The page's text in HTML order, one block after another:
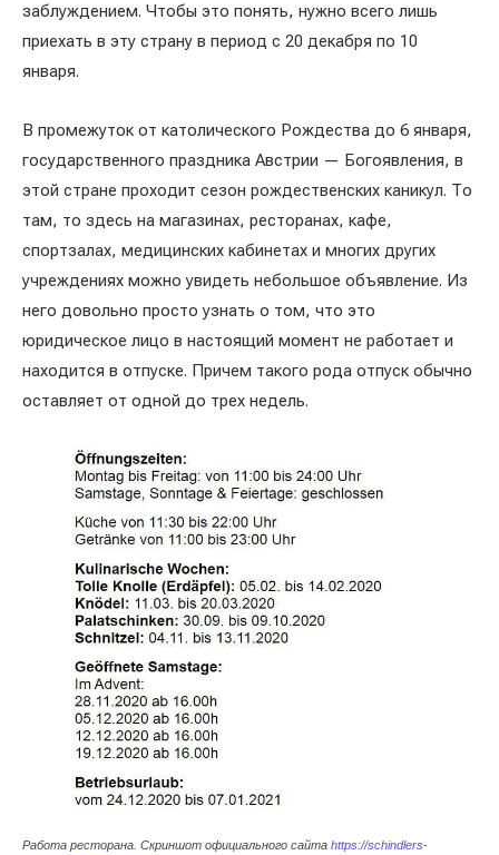
заблуждением. Чтобы это понять, нужно всего лишь
приехать в эту страну в период с 20 декабря по 10
января.
В промежуток от католического Рождества до 6 января,
государственного праздника Австрии — Богоявления, в
этой стране проходит сезон рождественских каникул. То
там, то здесь на магазинах, ресторанах, кафе,
спортзалах, медицинских кабинетах и многих других
учреждениях можно увидеть небольшое объявление. Из
него довольно просто узнать о том, что это
юридическое лицо в настоящий момент не работает и
находится в отпуске. Причем такого рода отпуск обычно
оставляет от одной до трех недель.
Работа ресторана. Скриншот официального сайта https://schindlers-